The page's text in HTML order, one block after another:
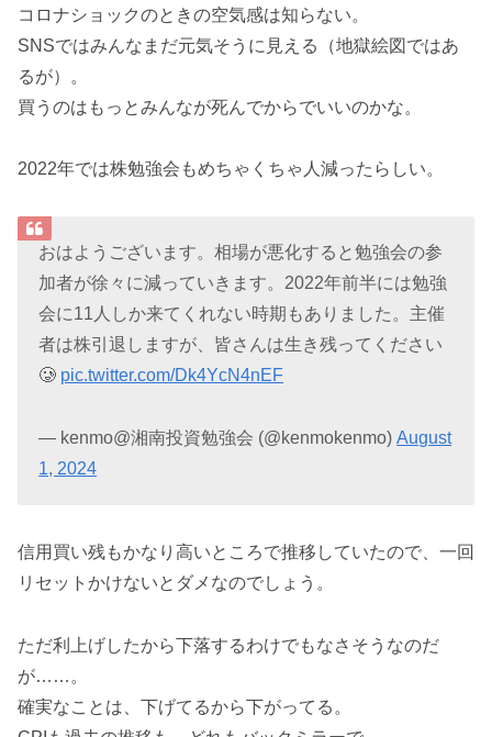
コロナショックのときの空気感は知らない。
SNSではみんなまだ元気そうに見える（地獄絵図ではあ
るが）。
買うのはもっとみんなが死んでからでいいのかな。
2022年では株勉強会もめちゃくちゃ人減ったらしい。
おはようございます。相場が悪化すると勉強会の参
加者が徐々に減っていきます。2022年前半には勉強
会に11人しか来てくれない時期もありました。主催
者は株引退しますが、皆さんは生き残ってください
🥲 pic.twitter.com/Dk4YcN4nEF
— kenmo@湘南投資勉強会 (@kenmokenmo)August
1, 2024
信用買い残もかなり高いところで推移していたので、一回
リセットかけないとダメなのでしょう。
ただ利上げしたから下落するわけでもなさそうなのだ
が……。
確実なことは、下げてるから下がってる。